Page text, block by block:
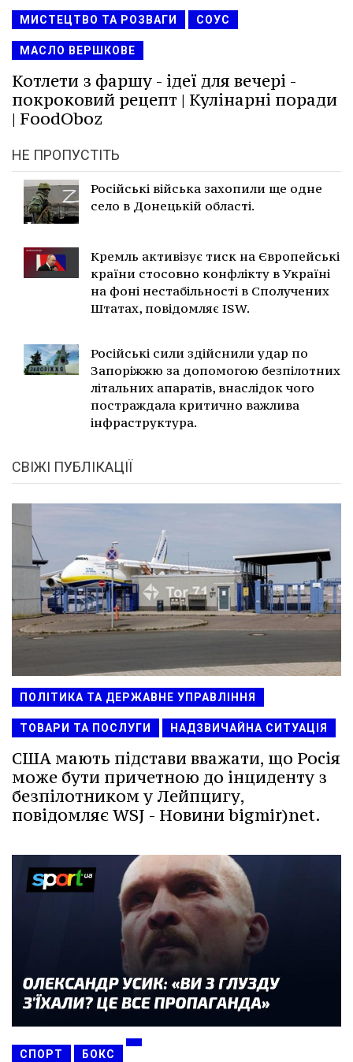
МИСТЕЦТВО ТА РОЗВАГИ СОУС
МАСЛО ВЕРШКОВЕ
Котлети з фаршу - ідеї для вечері -
покроковий рецепт | Кулінарні поради
| FoodOboz
НЕ ПРОПУСТІТЬ
Російські війська захопили ще одне
село в Донецькій області.
Кремль активізує тиск на Європейські
країни стосовно конфлікту в Україні
на фоні нестабільності в Сполучених
Штатах, повідомляє ISW.
Російські сили здійснили удар по
Запоріжжю за допомогою безпілотних
літальних апаратів, внаслідок чого
постраждала критично важлива
інфраструктура.
СВІЖІ ПУБЛІКАЦІЇ
ПОЛІТИКА ТА ДЕРЖАВНЕ УПРАВЛІННЯ
ТОВАРИ ТА ПОСЛУГИ НАДЗВИЧАЙНА СИТУАЦІЯ
США мають підстави вважати, що Росія
може бути причетною до інциденту з
безпілотником у Лейпцигу,
повідомляє WSJ - Новини bigmir)net.
СПОРТ БОКС